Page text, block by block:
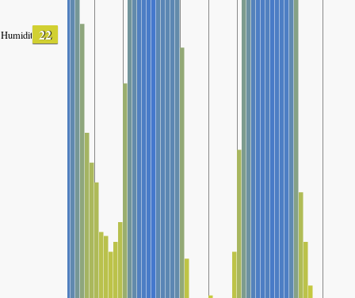
Humidity 22